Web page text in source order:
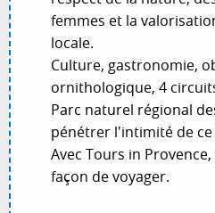
femmes et la
locale.
Culture, gastronomie,
ornithologique, 4
Parc naturel régional
pénétrer l'intimité de
Avec Tours in
façon de voyager.